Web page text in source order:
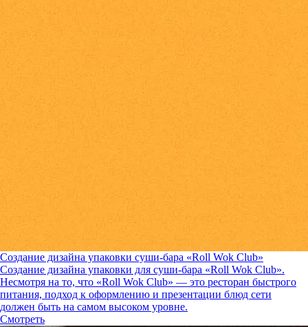
Создание дизайна упаковки суши-бара «Roll Wok Club»
Создание дизайна упаковки для суши-бара «Roll Wok Club».
Несмотря на то, что «Roll Wok Club» — это ресторан быстрого
питания, подход к оформлению и презентации блюд сети
должен быть на самом высоком уровне.
Смотреть